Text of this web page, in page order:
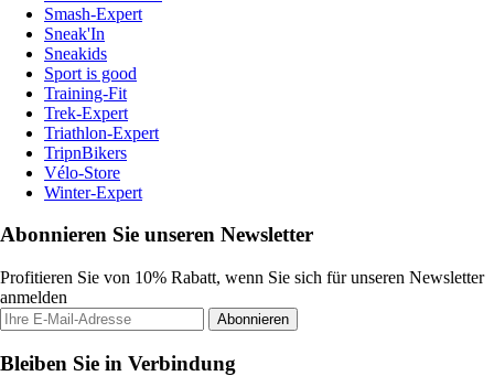
Smash-Expert
Sneak'In
Sneakids
Sport is good
Training-Fit
Trek-Expert
Triathlon-Expert
TripnBikers
Vélo-Store
Winter-Expert
Abonnieren Sie unseren Newsletter
Profitieren Sie von 10% Rabatt, wenn Sie sich für unseren Newsletter
anmelden
Abonnieren
Bleiben Sie in Verbindung